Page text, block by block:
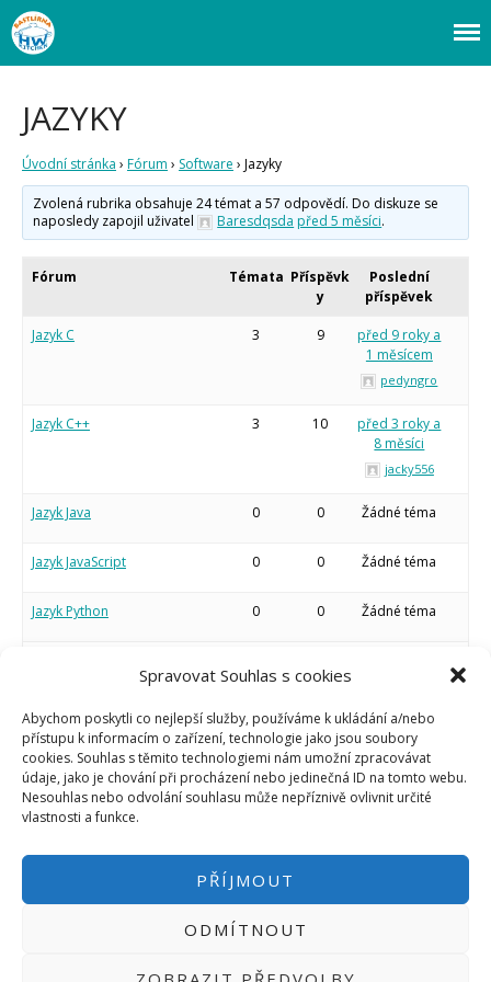
Spravovat Souhlas s cookies
Abychom poskytli co nejlepší služby, používáme k ukládání a/nebo
přístupu k informacím o zařízení, technologie jako jsou soubory
cookies. Souhlas s těmito technologiemi nám umožní zpracovávat
údaje, jako je chování při procházení nebo jedinečná ID na tomto webu.
Nesouhlas nebo odvolání souhlasu může nepříznivě ovlivnit určité
vlastnosti a funkce.
PŘÍJMOUT
ODMÍTNOUT
Články
Často kladené dotazy
O programování obecně
Vaše projekty
Začínáme s Arduinem
Tutoriály
Arduino projekty
Arduino s Massimem Banzim
Arduino v příkladech
Koupit
Webový magazín o bastlení a tvoření. Naučte se základy programování a
elektroniky zábavnou formou! Arduino a microbit projekty, návody,
JAZYKY
Úvodní stránka › Fórum › Software › Jazyky
Zvolená rubrika obsahuje 24 témat a 57 odpovědí. Do diskuze se
naposledy zapojil uživatel
Baresdqsda před 5 měsíci.
Fórum Témata Příspěvk
y
Poslední
příspěvek
Jazyk C 3 9
před 9 roky a
1 měsícem
pedyngro
Jazyk C++ 3 10
před 3 roky a
8 měsíci
jacky556
Jazyk Java 0 0 Žádné téma
Jazyk JavaScript 0 0 Žádné téma
Jazyk Python 0 0 Žádné téma
Ostatní 0 0 Žádné téma
PŘIHLÁSIT SE|